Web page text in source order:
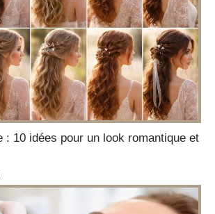
: 10 idées pour un look romantique et